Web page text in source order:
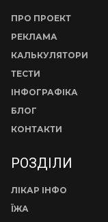
ПРО ПРОЕКТ
РЕКЛАМА
КАЛЬКУЛЯТОРИ
ТЕСТИ
ІНФОГРАФІКА
БЛОГ
КОНТАКТИ
РОЗДІЛИ
ЛІКАР ІНФО
ЇЖА